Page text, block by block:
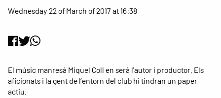
Wednesday 22 of March of 2017 at 16:38
El músic manresà Miquel Coll en serà l’autor i productor. Els
aficionats i la gent de l’entorn del club hi tindran un paper
actiu.